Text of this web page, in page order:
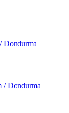
Dondurma
/ Dondurma